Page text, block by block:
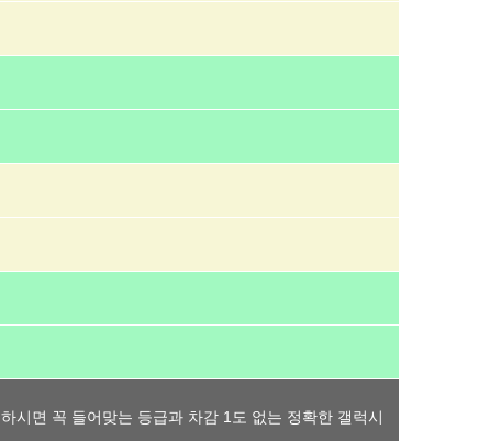
시면 꼭 들어맞는 등급과 차감 1도 없는 정확한 갤럭시